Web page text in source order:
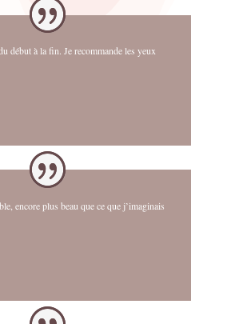
début à la fin. Je recommande les yeux
encore plus beau que ce que j’imaginais